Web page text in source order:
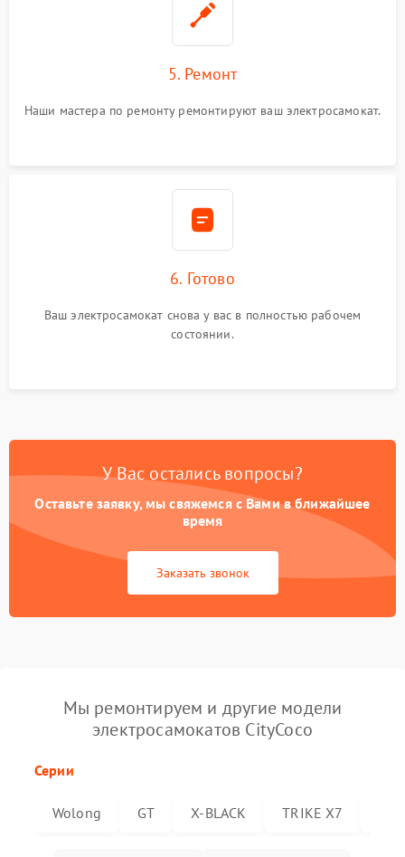
5. Ремонт
Наши мастера по ремонту ремонтируют ваш электросамокат.
6. Готово
Ваш электросамокат снова у вас в полностью рабочем
состоянии.
У Вас остались вопросы?
Оставьте заявку, мы свяжемся с Вами в ближайшее
время
Заказать звонок
Мы ремонтируем и другие модели
электросамокатов CityCoco
Серии
Wolong GT X-BLACK TRIKE X7